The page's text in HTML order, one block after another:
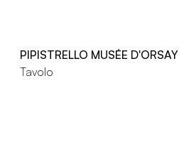
PIPISTRELLO MUSÉE D'ORSAY
Tavolo